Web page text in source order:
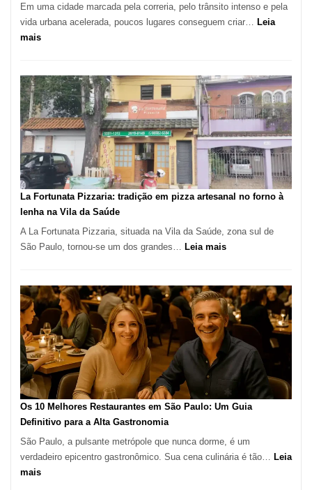
Em uma cidade marcada pela correria, pelo trânsito intenso e pela
vida urbana acelerada, poucos lugares conseguem criar… Leia
mais:
Manga
Se
Tornou
Um
dos
Restaurantes
Mais
Icônicos
La Fortunata Pizzaria: tradição em pizza artesanal no forno à
lenha na Vila da Saúde
A La Fortunata Pizzaria, situada na Vila da Saúde, zona sul de
São Paulo, tornou-se um dos grandes… Leia mais:
Pizzaria:
tradição
em
pizza
artesanal
forno
à
Vila
da
Os 10 Melhores Restaurantes em São Paulo: Um Guia
Definitivo para a Alta Gastronomia
São Paulo, a pulsante metrópole que nunca dorme, é um
verdadeiro epicentro gastronômico. Sua cena culinária é tão… Leia
mais: